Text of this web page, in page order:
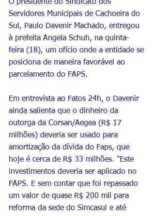
O presidente do Sindicato dos
Servidores Municipais de Cachoeira do
Sul, Paulo Davenir Machado, entregou
à prefeita Angela Schuh, na quinta-
feira (18), um ofício onde a entidade se
posiciona de maneira favorável ao
parcelamento do FAPS.
Em entrevista ao Fatos 24h, o Davenir
ainda salienta que o dinheiro da
outorga da Corsan/Aegea (R$ 17
milhões) deveria ser usado para
amortização da dívida do Faps, que
hoje é cerca de R$ 33 milhões. "Este
investimentos deveria ser aplicado no
FAPS. E sem contar que foi repassado
um valor de quase R$ 200 mil para
reforma da sede do Simcasul e até